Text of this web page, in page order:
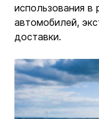
использования в
автомобилей,
доставки.